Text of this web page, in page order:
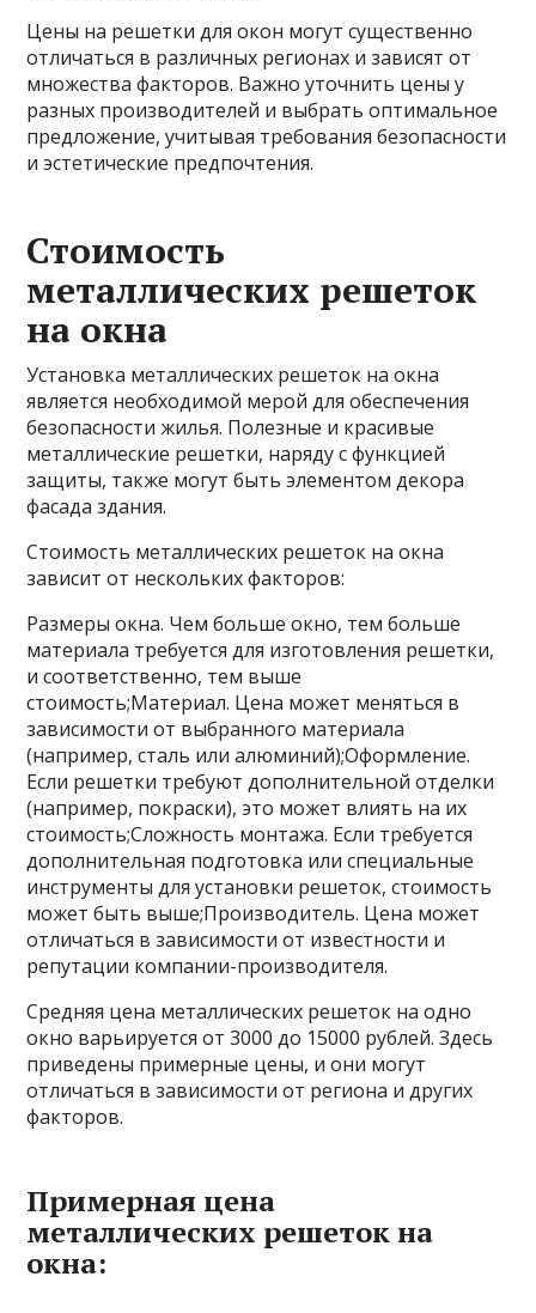
Цены на решетки для окон могут существенно
отличаться в различных регионах и зависят от
множества факторов. Важно уточнить цены у
разных производителей и выбрать оптимальное
предложение, учитывая требования безопасности
и эстетические предпочтения.
Стоимость
металлических решеток
на окна
Установка металлических решеток на окна
является необходимой мерой для обеспечения
безопасности жилья. Полезные и красивые
металлические решетки, наряду с функцией
защиты, также могут быть элементом декора
фасада здания.
Стоимость металлических решеток на окна
зависит от нескольких факторов:
Размеры окна. Чем больше окно, тем больше
материала требуется для изготовления решетки,
и соответственно, тем выше
стоимость;Материал. Цена может меняться в
зависимости от выбранного материала
(например, сталь или алюминий);Оформление.
Если решетки требуют дополнительной отделки
(например, покраски), это может влиять на их
стоимость;Сложность монтажа. Если требуется
дополнительная подготовка или специальные
инструменты для установки решеток, стоимость
может быть выше;Производитель. Цена может
отличаться в зависимости от известности и
репутации компании-производителя.
Средняя цена металлических решеток на одно
окно варьируется от 3000 до 15000 рублей. Здесь
приведены примерные цены, и они могут
отличаться в зависимости от региона и других
факторов.
Примерная цена
металлических решеток на
окна: